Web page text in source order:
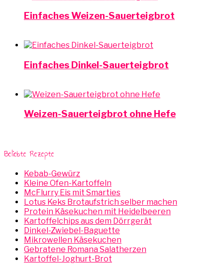
Einfaches Weizen-Sauerteigbrot
Einfaches Dinkel-Sauerteigbrot
Weizen-Sauerteigbrot ohne Hefe
Beliebte Rezepte
Kebab-Gewürz
Kleine Ofen-Kartoffeln
McFlurry Eis mit Smarties
Lotus Keks Brotaufstrich selber machen
Protein Käsekuchen mit Heidelbeeren
Kartoffelchips aus dem Dörrgerät
Dinkel-Zwiebel-Baguette
Mikrowellen Käsekuchen
Gebratene Romana Salatherzen
Kartoffel-Joghurt-Brot